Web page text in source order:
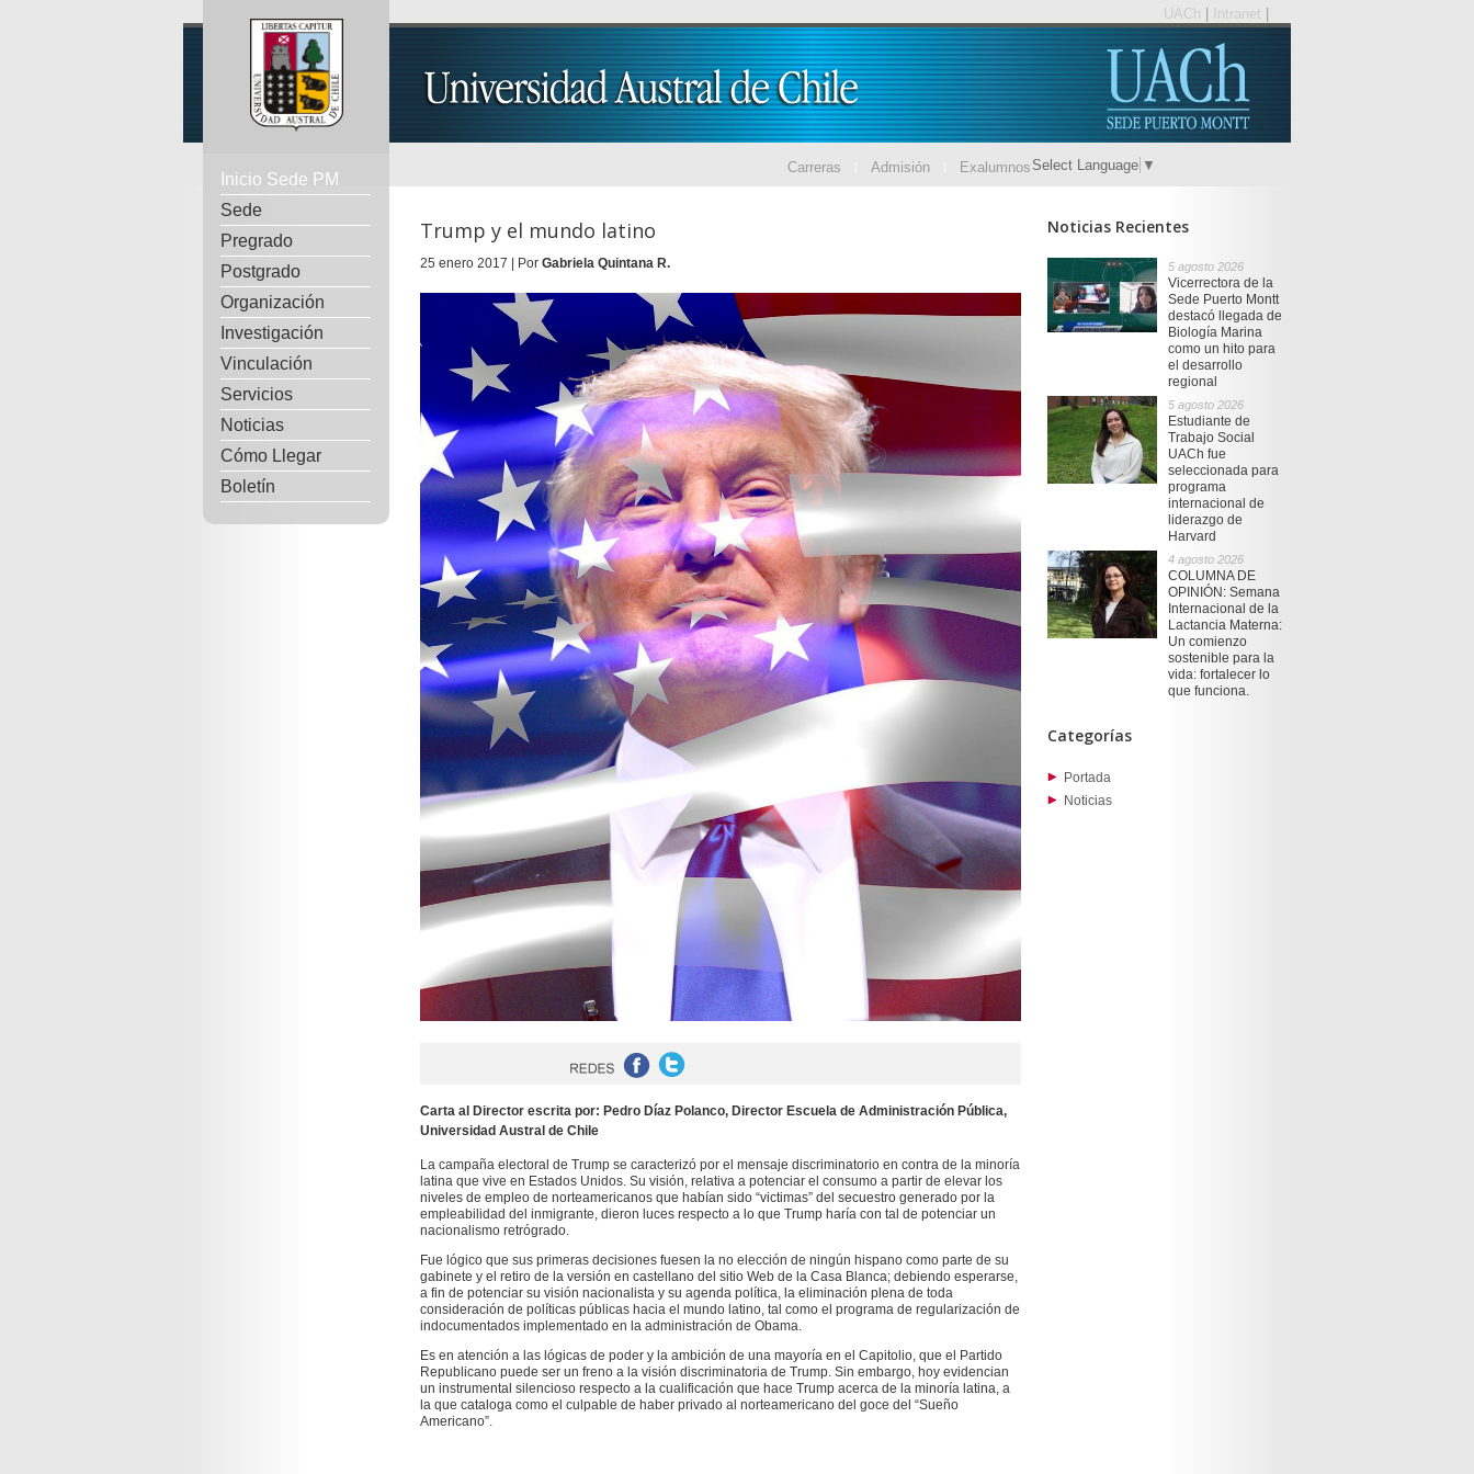
UACh Intranet
Inicio Sede PM
Sede
Pregrado
Postgrado
Organización
Investigación
Vinculación
Servicios
Noticias
Cómo Llegar
Boletín
Carreras Admisión Exalumnos Select Language ▼
Trump y el mundo latino
25 enero 2017 | Por Gabriela Quintana R.
Carta al Director escrita por: Pedro Díaz Polanco, Director Escuela de Administración Pública,
Universidad Austral de Chile
La campaña electoral de Trump se caracterizó por el mensaje discriminatorio en contra de la minoría
latina que vive en Estados Unidos. Su visión, relativa a potenciar el consumo a partir de elevar los
niveles de empleo de norteamericanos que habían sido “victimas” del secuestro generado por la
empleabilidad del inmigrante, dieron luces respecto a lo que Trump haría con tal de potenciar un
nacionalismo retrógrado.
Fue lógico que sus primeras decisiones fuesen la no elección de ningún hispano como parte de su
gabinete y el retiro de la versión en castellano del sitio Web de la Casa Blanca; debiendo esperarse,
a fin de potenciar su visión nacionalista y su agenda política, la eliminación plena de toda
consideración de políticas públicas hacia el mundo latino, tal como el programa de regularización de
indocumentados implementado en la administración de Obama.
Es en atención a las lógicas de poder y la ambición de una mayoría en el Capitolio, que el Partido
Republicano puede ser un freno a la visión discriminatoria de Trump. Sin embargo, hoy evidencian
un instrumental silencioso respecto a la cualificación que hace Trump acerca de la minoría latina, a
la que cataloga como el culpable de haber privado al norteamericano del goce del “Sueño
Americano”.
Noticias Recientes
5 agosto 2026
Vicerrectora de la
Sede Puerto Montt
destacó llegada de
Biología Marina
como un hito para
el desarrollo
regional
5 agosto 2026
Estudiante de
Trabajo Social
UACh fue
seleccionada para
programa
internacional de
liderazgo de
Harvard
4 agosto 2026
COLUMNA DE
OPINIÓN: Semana
Internacional de la
Lactancia Materna:
Un comienzo
sostenible para la
vida: fortalecer lo
que funciona.
Categorías
Portada
Noticias